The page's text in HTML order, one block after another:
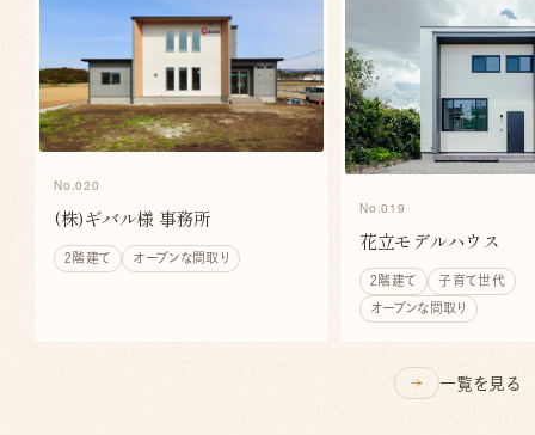
No.020
(株)ギバル様 事務所
2階建て オープンな間取り
No.019
花立モデルハウス
2階建て
子育て世代
オープンな間取り
一覧を見る